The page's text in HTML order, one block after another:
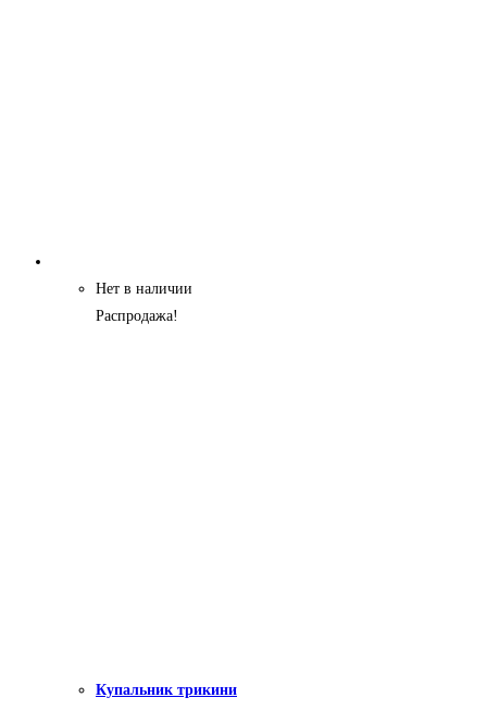
Нет в наличии
Распродажа!
Купальник трикини